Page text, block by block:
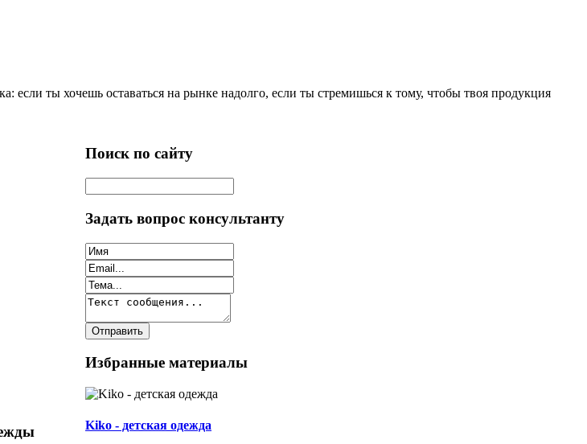
ты хочешь оставаться на рынке надолго, если ты стремишься к тому, чтобы твоя продукция
Поиск по сайту
Задать вопрос консультанту
Избранные материалы
Kiko - детская одежда